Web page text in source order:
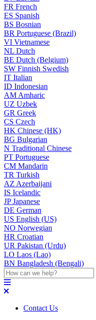
FR French
ES Spanish
BS Bosnian
BR Portuguese (Brazil)
VI Vietnamese
NL Dutch
BE Dutch (Belgium)
SW Finnish Swedish
IT Italian
ID Indonesian
AM Amharic
UZ Uzbek
GR Greek
CS Czech
HK Chinese (HK)
BG Bulgarian
N Traditional Chinese
PT Portuguese
CM Mandarin
TR Turkish
AZ Azerbaijani
IS Icelandic
JPJapanese
DE German
US English (US)
NO Norwegian
HR Croatian
UR Pakistan (Urdu)
LO Laos (Lao)
BN Bangladesh (Bengali)
Contact Us